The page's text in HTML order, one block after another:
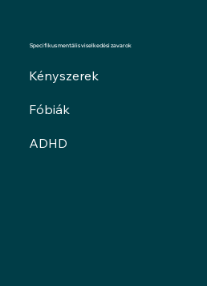
Specifikus mentális viselkedési zavarok
Kényszerek
Fóbiák
ADHD